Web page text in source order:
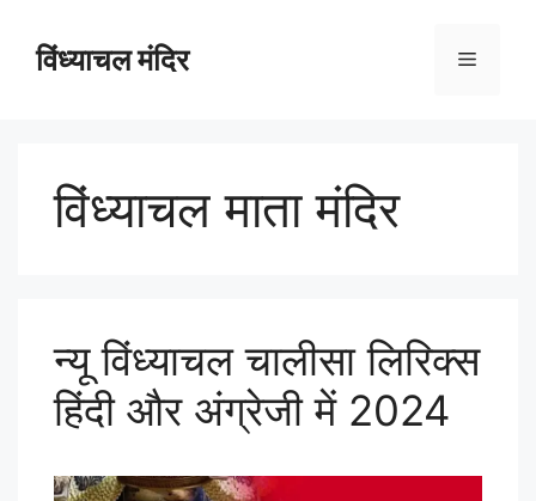
विंध्याचल मंदिर
विंध्याचल माता मंदिर
न्यू विंध्याचल चालीसा लिरिक्स
हिंदी और अंग्रेजी में 2024